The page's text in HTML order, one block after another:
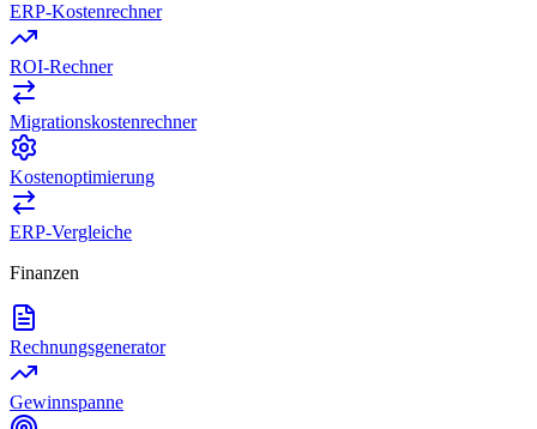
ERP-Kostenrechner
ROI-Rechner
Migrationskostenrechner
Kostenoptimierung
ERP-Vergleiche
Finanzen
Rechnungsgenerator
Gewinnspanne